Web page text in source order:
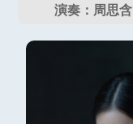
演奏：周思含